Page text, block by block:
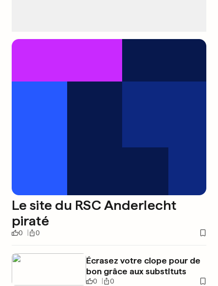
Le site du RSC Anderlecht
piraté
0 0
Écrasez votre clope pour de
bon grâce aux substituts
0 0